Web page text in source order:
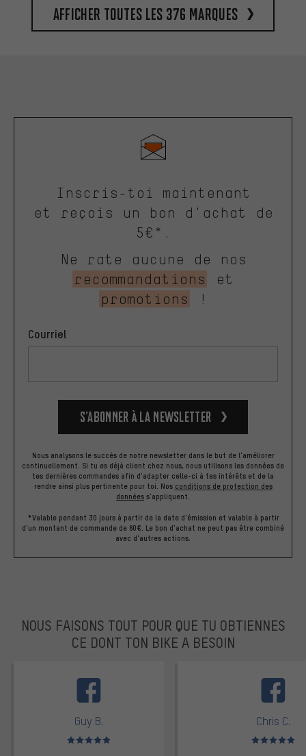
Afficher toutes les 376 marques
Inscris-toi maintenant
et reçois un bon d'achat de
5€*.
Ne rate aucune de nos
recommandations
et
promotions
!
Courriel
S’abonner à la newsletter
Nous analysons le succès de notre newsletter dans le but de l'améliorer
continuellement. Si tu es déjà client chez nous, nous utilisons les données de
tes dernières commandes afin d'adapter celle-ci à tes intérêts et de la
rendre ainsi plus pertinente pour toi. Nos conditions de protection des
données s'appliquent.
*Valable pendant 30 jours à partir de la date d'émission et valable à partir
d'un montant de commande de 60€. Le bon d'achat ne peut pas être combiné
avec d'autres actions.
NOUS FAISONS TOUT POUR QUE TU OBTIENNES
CE DONT TON BIKE A BESOIN
Guy B.
Note moyenne : 5 sur 5
Chris C.
Note moyenne :